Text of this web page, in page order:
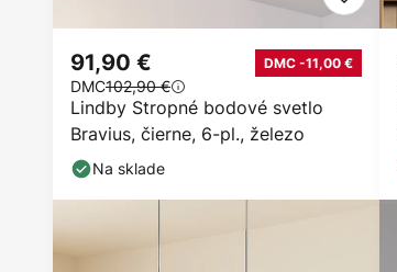
Lindby Stropné bodové svetlo
Bravius, čierne, 6-pl., železo
91,90 € DMC -11,00 €
DMC102,90 €
Na sklade